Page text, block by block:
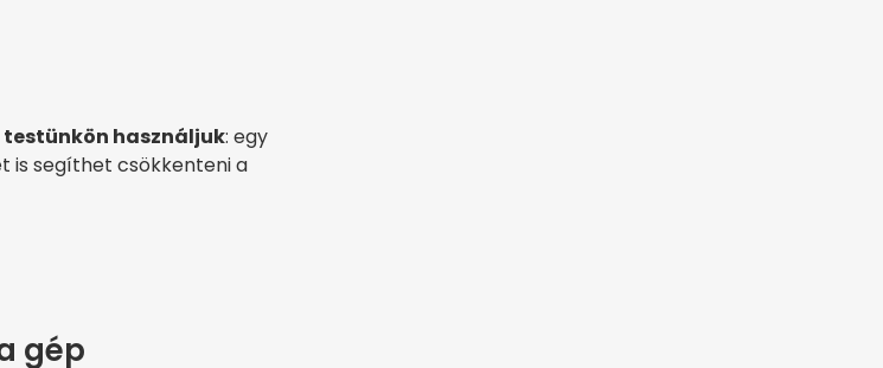
testünkön használjuk: egy
is segíthet csökkenteni a
gép